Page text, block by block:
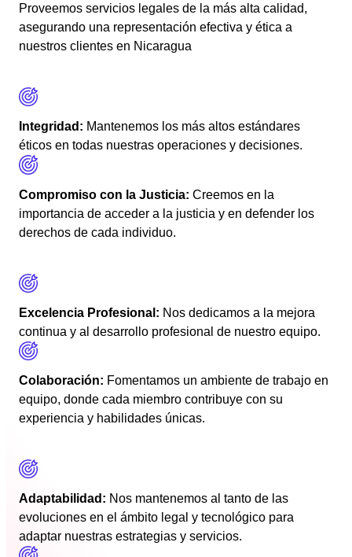
Proveemos servicios legales de la más alta calidad,
asegurando una representación efectiva y ética a
nuestros clientes en Nicaragua
Integridad: Mantenemos los más altos estándares
éticos en todas nuestras operaciones y decisiones.
Compromiso con la Justicia: Creemos en la
importancia de acceder a la justicia y en defender los
derechos de cada individuo.
Excelencia Profesional: Nos dedicamos a la mejora
continua y al desarrollo profesional de nuestro equipo.
Colaboración: Fomentamos un ambiente de trabajo en
equipo, donde cada miembro contribuye con su
experiencia y habilidades únicas.
Adaptabilidad: Nos mantenemos al tanto de las
evoluciones en el ámbito legal y tecnológico para
adaptar nuestras estrategias y servicios.